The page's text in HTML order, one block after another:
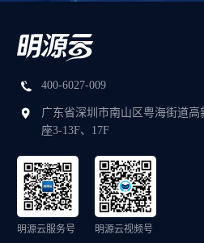
400-6027-009
广东省深圳市南山区粤海街道
座3-13F、17F
明源云服务号 明源云视频号